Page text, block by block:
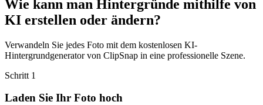
Wie kann man Hintergründe mithilfe von
KI erstellen oder ändern?
Verwandeln Sie jedes Foto mit dem kostenlosen KI-
Hintergrundgenerator von ClipSnap in eine professionelle Szene.
Schritt 1
Laden Sie Ihr Foto hoch